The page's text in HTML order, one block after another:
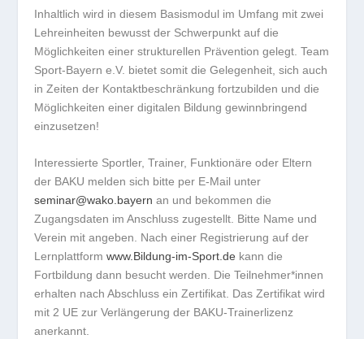
Inhaltlich wird in diesem Basismodul im Umfang mit zwei
Lehreinheiten bewusst der Schwerpunkt auf die
Möglichkeiten einer strukturellen Prävention gelegt. Team
Sport-Bayern e.V. bietet somit die Gelegenheit, sich auch
in Zeiten der Kontaktbeschränkung fortzubilden und die
Möglichkeiten einer digitalen Bildung gewinnbringend
einzusetzen!
Interessierte Sportler, Trainer, Funktionäre oder Eltern
der BAKU melden sich bitte per E-Mail unter
seminar@wako.bayern an und bekommen die
Zugangsdaten im Anschluss zugestellt. Bitte Name und
Verein mit angeben. Nach einer Registrierung auf der
Lernplattformwww.Bildung-im-Sport.de kann die
Fortbildung dann besucht werden. Die Teilnehmer*innen
erhalten nach Abschluss ein Zertifikat. Das Zertifikat wird
mit 2 UE zur Verlängerung der BAKU-Trainerlizenz
anerkannt.